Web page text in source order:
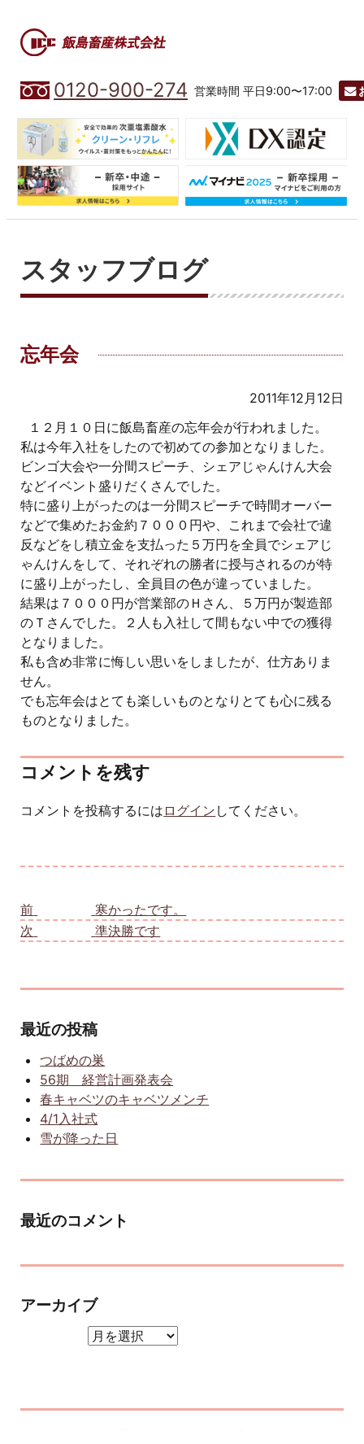
0120-900-274 営業時間 平日9:00〜17:00
スタッフブログ
忘年会
2011年12月12日
１２月１０日に飯島畜産の忘年会が行われました。
私は今年入社をしたので初めての参加となりました。
ビンゴ大会や一分間スピーチ、シェアじゃんけん大会
などイベント盛りだくさんでした。
特に盛り上がったのは一分間スピーチで時間オーバー
などで集めたお金約７０００円や、これまで会社で違
反などをし積立金を支払った５万円を全員でシェアじ
ゃんけんをして、それぞれの勝者に授与されるのが特
に盛り上がったし、全員目の色が違っていました。
結果は７０００円が営業部のＨさん、５万円が製造部
のＴさんでした。２人も入社して間もない中での獲得
となりました。
私も含め非常に悔しい思いをしましたが、仕方ありま
せん。
でも忘年会はとても楽しいものとなりとても心に残る
ものとなりました。
コメントを残す
コメントを投稿するには ログイン してください。
前
寒かったです。
次
準決勝です
最近の投稿
つばめの巣
56期 経営計画発表会
春キャベツのキャベツメンチ
4/1入社式
雪が降った日
最近のコメント
アーカイブ